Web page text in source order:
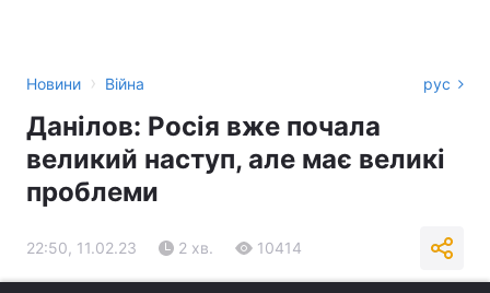
Новини › Війна рус
Данілов: Росія вже почала
великий наступ, але має великі
проблеми
22:50, 11.02.23 2 хв. 10414